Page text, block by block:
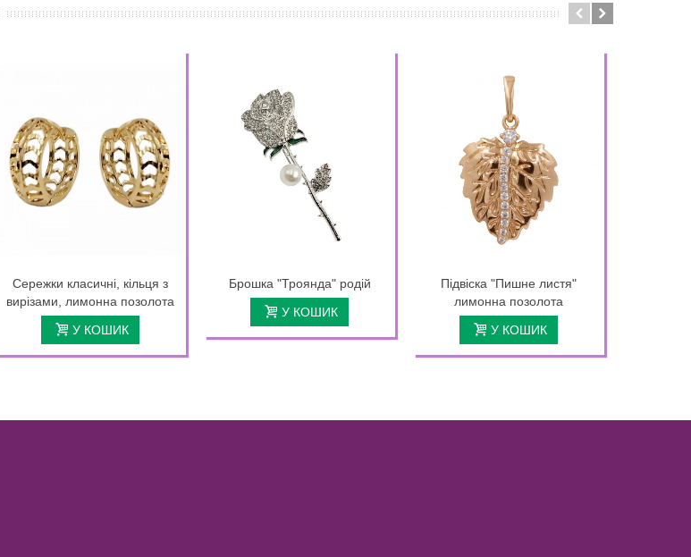
Сережки класичні, кільця з
вирізами, лимонна позолота
У КОШИК
Брошка "Троянда" родій
У КОШИК
Підвіска "Пишне листя"
лимонна позолота
У КОШИК